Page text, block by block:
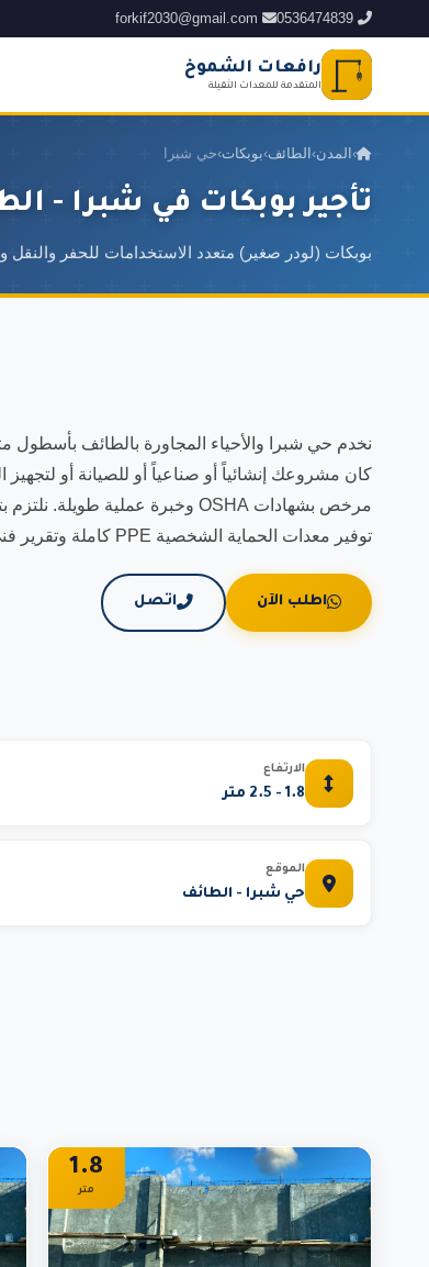
0536474839
forkif2030@gmail.com
رافعات الشموخ
المتقدمة للمعدات الثقيلة
› المدن› الطائف›بوبكات›حي شبرا
تأجير بوبكات في شبرا -
بوبكات (لودر صغير) متعدد الاستخدامات للحفر
نخدم حي شبرا والأحياء المجاورة بالطائف بأسطول
كان مشروعك إنشائياً أو صناعياً أو للصيانة أو لتجهيز
توفير معدات الحماية الشخصية PPE كاملة وتقرير فني مفصل.
اطلب الآن اتصل
الارتفاع
1.8 - 2.5 متر
الموقع
حي شبرا - الطائف
1.8
متر